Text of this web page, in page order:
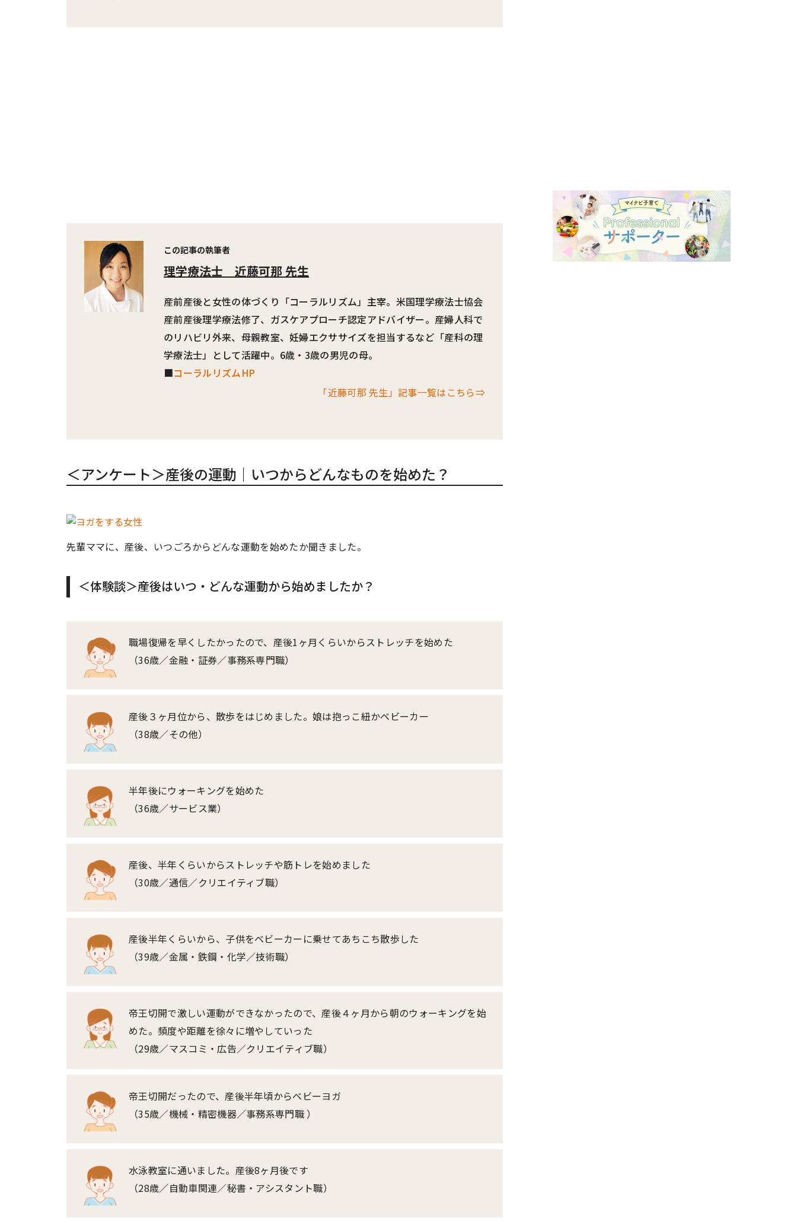
この記事の執筆者
理学療法士 近藤可那 先生
産前産後と女性の体づくり「コーラルリズム」主宰。米国理学療法士協会
産前産後理学療法修了、ガスケアプローチ認定アドバイザー。産婦人科で
のリハビリ外来、母親教室、妊婦エクササイズを担当するなど「産科の理
学療法士」として活躍中。6歳・3歳の男児の母。
■コーラルリズムHP
「近藤可那 先生」記事一覧はこちら⇒
＜アンケート＞産後の運動｜いつからどんなものを始めた？
先輩ママに、産後、いつごろからどんな運動を始めたか聞きました。
＜体験談＞産後はいつ・どんな運動から始めましたか？
職場復帰を早くしたかったので、産後1ヶ月くらいからストレッチを始めた
（36歳／金融・証券／事務系専門職）
産後３ヶ月位から、散歩をはじめました。娘は抱っこ紐かベビーカー
（38歳／その他）
半年後にウォーキングを始めた
（36歳／サービス業）
産後、半年くらいからストレッチや筋トレを始めました
（30歳／通信／クリエイティブ職）
産後半年くらいから、子供をベビーカーに乗せてあちこち散歩した
（39歳／金属・鉄鋼・化学／技術職）
帝王切開で激しい運動ができなかったので、産後４ヶ月から朝のウォーキングを始
めた。頻度や距離を徐々に増やしていった
（29歳／マスコミ・広告／クリエイティブ職）
帝王切開だったので、産後半年頃からベビーヨガ
（35歳／機械・精密機器／事務系専門職 ）
水泳教室に通いました。産後8ヶ月後です
（28歳／自動車関連／秘書・アシスタント職）